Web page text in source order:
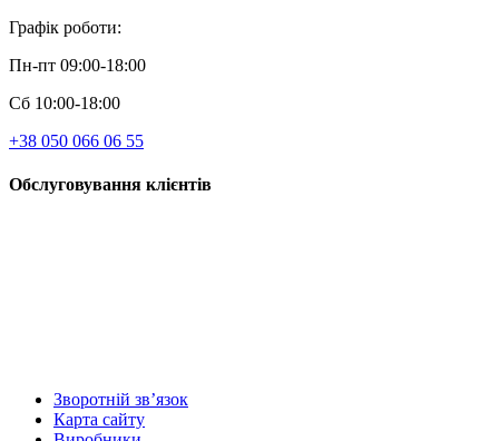
Графік роботи:
Пн-пт 09:00-18:00
Сб 10:00-18:00
+38 050 066 06 55
Обслуговування клієнтів
Зворотній зв’язок
Карта сайту